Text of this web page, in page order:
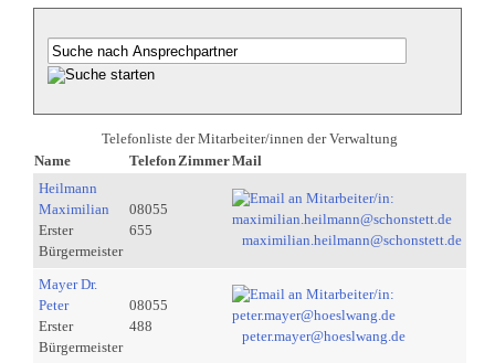
Telefonliste der Mitarbeiter/innen der Verwaltung
Name
Telefon ZimmerMail
Heilmann
Maximilian
Erster
Bürgermeister
08055
655
maximilian.heilmann@schonstett.de
Mayer Dr.
Peter
Erster
Bürgermeister
08055
488
peter.mayer@hoeslwang.de